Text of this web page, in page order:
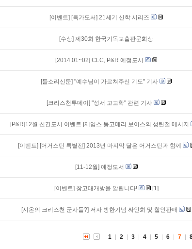
[이벤트] [특가도서] 21세기 신학 시리즈
[수상] 제30회 한국기독교출판문화상
[2014.01~02] CLC, P&R 예정도서
[들소리신문] "예수님이 가르쳐주신 기도" 기사
[크리스천투데이] "성서 고고학" 관련 기사
[P&R]12월 신간도서 이벤트 [제임스 몽고메리 보이스의 성탄절 메시지
[이벤트] [어거스틴 특별전] 2013년 마지막 달은 어거스틴과 함께
[11-12월] 예정도서
[이벤트] 창고대개방을 알립니다! [1]
[시온의 크리스천 군사들?] 저자 방한기념 싸인회 및 할인판매
1 2 3 4 5 6 7